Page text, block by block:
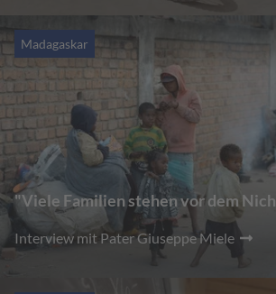
Madagaskar
"Viele Familien stehen vor dem
Interview mit Pater Giuseppe Miele